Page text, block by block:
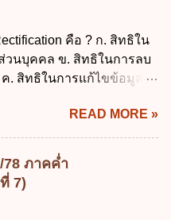
ะไม่เกินเท่าใร ก. 100,000
ท ค. 30,000 บาท ง. 10,000
ที่เกิดจากการนำเงินทดรอง
นกว่า...
การ ข้อ 13 สิทธิลากิจส่วน
อเนื่องจากการคลอดบุตรได้
ร ค. ลาได้ไม่เกิน 120 วัน
ารคลอดบุตรได้ไม่เกิน 150
ารลาของข้าราชการ พ.ศ.
ราชการที่รับราชการติดต่อ
ว่า 10 ปี มีสิทธินำวันลาพัก
นลาพักผ่อนในปีปัจจุบันได้
คือ ? ก. สิทธิใน
วนบุคคล ข. สิทธิในการลบ
. สิทธิในการแก้ไขข้อมูล
อมูลส่วนบุคคล ข้อ 42 ผู้
บุคคลต้องแก้ไขข้อมูลส่วน
ข้อใด ก. ถูกต้อง เป็น
ค. ไม่ก่อให้เกิดความ
ข้อ ข้อ 43 มาตรการทาง
อมูลส่วนบุคคล ในกรณีผู้
READ MORE »
ภาคค่ำ
7)